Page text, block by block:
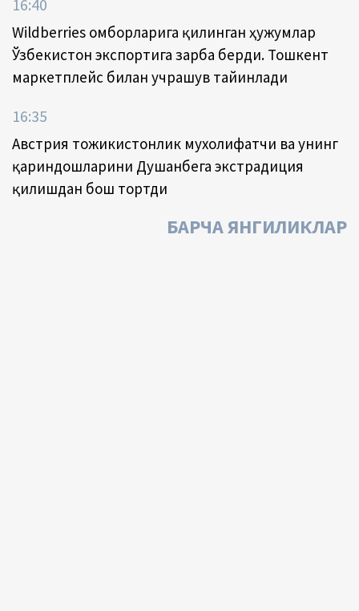
16:40
Wildberries омборларига қилинган ҳужумлар
Ўзбекистон экспортига зарба берди. Тошкент
маркетплейс билан учрашув тайинлади
16:35
Австрия тожикистонлик мухолифатчи ва унинг
қариндошларини Душанбега экстрадиция
қилишдан бош тортди
БАРЧА ЯНГИЛИКЛАР